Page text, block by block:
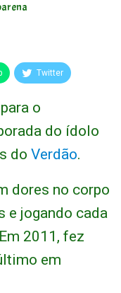
Twitter
o
do ídolo
do Verdão.
dores no corpo
e jogando cada
2011, fez
em